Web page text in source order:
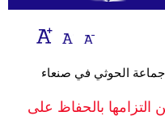
إقتصاد
جماعة الحوثي في صنعاء
التزامها بالحفاظ على